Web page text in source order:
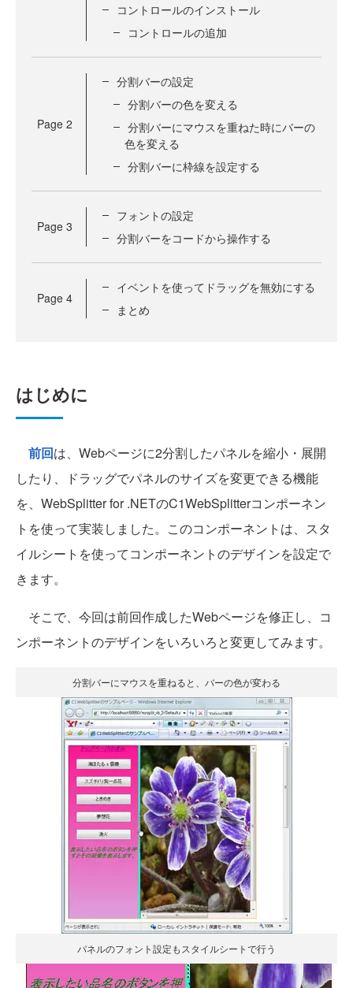
コントロールのインストール
コントロールの追加
Page 2
分割バーの設定
分割バーの色を変える
分割バーにマウスを重ねた時にバーの
色を変える
分割バーに枠線を設定する
Page 3
フォントの設定
分割バーをコードから操作する
Page 4
イベントを使ってドラッグを無効にする
まとめ
はじめに
前回は、Webページに2分割したパネルを縮小・展開
したり、ドラッグでパネルのサイズを変更できる機能
を、WebSplitter for .NETのC1WebSplitterコンポーネン
トを使って実装しました。このコンポーネントは、スタ
イルシートを使ってコンポーネントのデザインを設定で
きます。
そこで、今回は前回作成したWebページを修正し、コ
ンポーネントのデザインをいろいろと変更してみます。
分割バーにマウスを重ねると、バーの色が変わる
パネルのフォント設定もスタイルシートで行う